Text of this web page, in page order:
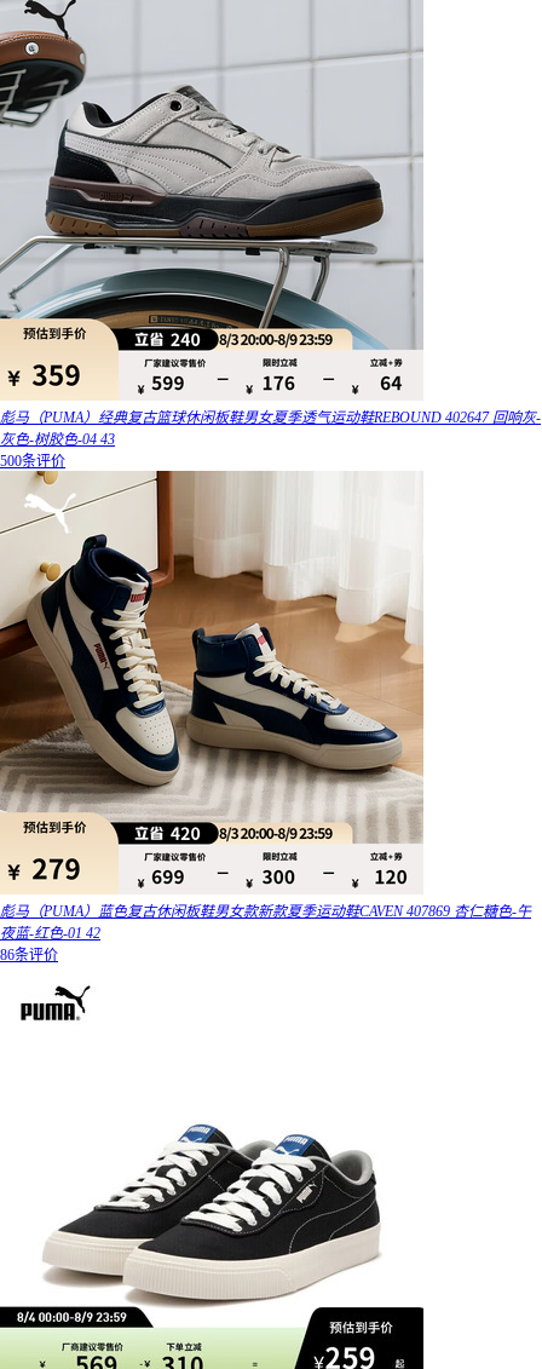
彪马（PUMA）经典复古篮球休闲板鞋男女夏季透气运动鞋REBOUND 402647 回响灰-
灰色-树胶色-04 43
500条评价
彪马（PUMA）蓝色复古休闲板鞋男女款新款夏季运动鞋CAVEN 407869 杏仁糖色-午
夜蓝-红色-01 42
86条评价